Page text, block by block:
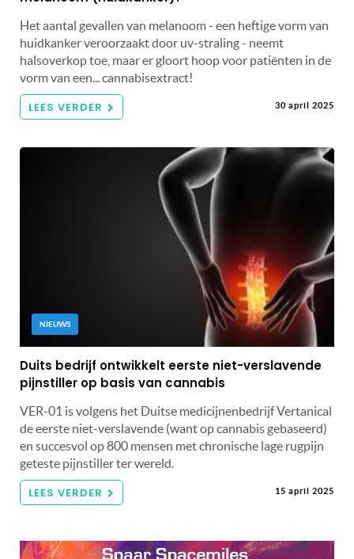
Het aantal gevallen van melanoom - een heftige vorm van
huidkanker veroorzaakt door uv-straling - neemt
halsoverkop toe, maar er gloort hoop voor patiënten in de
vorm van een... cannabisextract!
LEES VERDER 30 april 2025
NIEUWS
Duits bedrijf ontwikkelt eerste niet-verslavende
pijnstiller op basis van cannabis
VER-01 is volgens het Duitse medicijnenbedrijf Vertanical
de eerste niet-verslavende (want op cannabis gebaseerd)
en succesvol op 800 mensen met chronische lage rugpijn
geteste pijnstiller ter wereld.
LEES VERDER 15 april 2025